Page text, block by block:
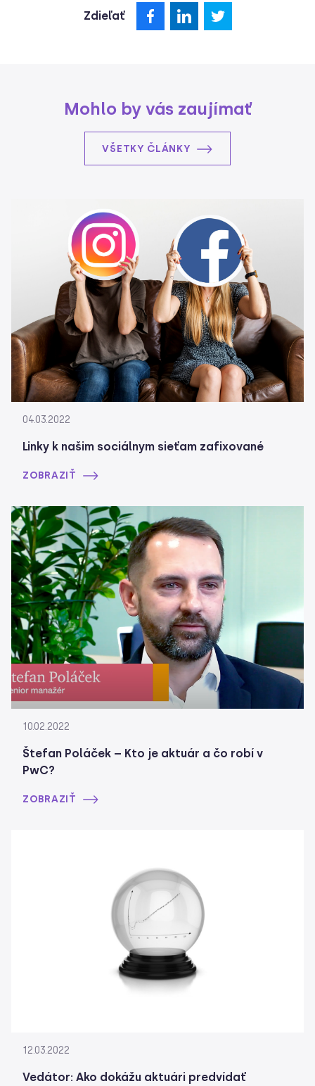
Zdieľať
Mohlo by vás zaujímať
VŠETKY ČLÁNKY
04.03.2022
Linky k našim sociálnym sieťam zafixované
ZOBRAZIŤ
10.02.2022
Štefan Poláček – Kto je aktuár a čo robí v
PwC?
ZOBRAZIŤ
12.03.2022
Vedátor: Ako dokážu aktuári predvídať